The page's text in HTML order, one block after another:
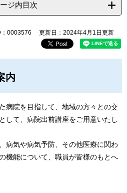
ジ内目次
0003576 更新日：2024年4月1日更新
内
病院を目指して、地域の方々との交
して、病院出前講座をご用意いたし
病気や病気予防、その他医療に関わ
機能について、職員が皆様のもとへ